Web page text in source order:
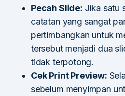
Pecah Slide: Jika satu
catatan yang sangat
pertimbangkan untuk
tersebut menjadi dua
tidak terpotong.
Cek Print Preview:
sebelum menyimpan